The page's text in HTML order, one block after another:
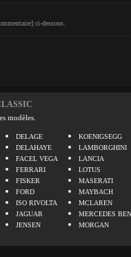
ci-dessous.
modèles.
DELAGE
DELAHAYE
FACEL VEGA
FERRARI
FISKER
FORD
ISO RIVOLTA
JAGUAR
JENSEN
KOENIGSEGG
LAMBORGHINI
LANCIA
LOTUS
MASERATI
MAYBACH
MCLAREN
MERCEDES
MORGAN